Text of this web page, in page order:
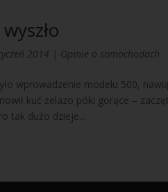
2014 Opinie o samochodach
wprowadzenie modelu 500,
kuć żelazo póki gorące –
tak dużo dzieje...